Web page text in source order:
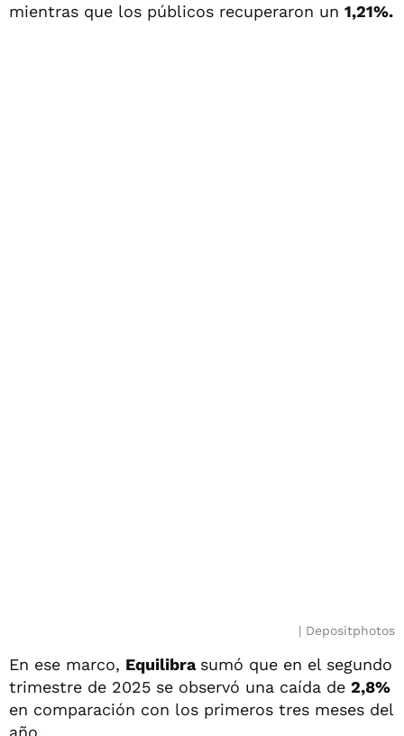
mientras que los públicos recuperaron un 1,21%.
Depositphotos
En ese marco, Equilibra sumó que en el segundo
trimestre de 2025 se observó una caída de 2,8%
en comparación con los primeros tres meses del
año.